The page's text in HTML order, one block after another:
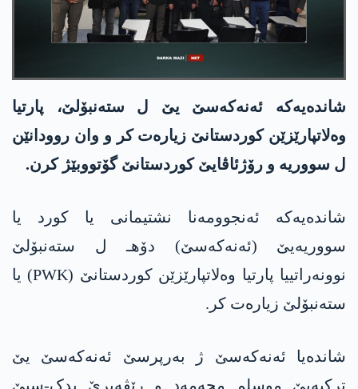
شاندەیەکە ئه‌نه‌كه‌سێ یێ ل ستەنبۆلێ، پارتیا
وه‌لاتپارێزێن كوردستانێ زیارەت کر و وان روودانێن
ل سووریە و رۆژئاڤایێ کوردستانێ گۆتووبێژ کرن.
شاندەیەکە ئەنجوومەنا نشتیمانی یا کورد یا
سووریەیێ (ئه‌نه‌كه‌سێ) دۆهـ ل ستەنبۆلێ
نوونەراتییا پارتیا وەلاتپارێزێن کوردستانێ (PWK) یا
ستەنبۆلێ زیارەت کر.
شاندەیا ئه‌نه‌كه‌سێ ژ بەرپرسێ ئه‌نه‌كه‌سێ یێ
ترکیەیێ موسلم محەمەد و رێڤەبرێ پدک-سیێ